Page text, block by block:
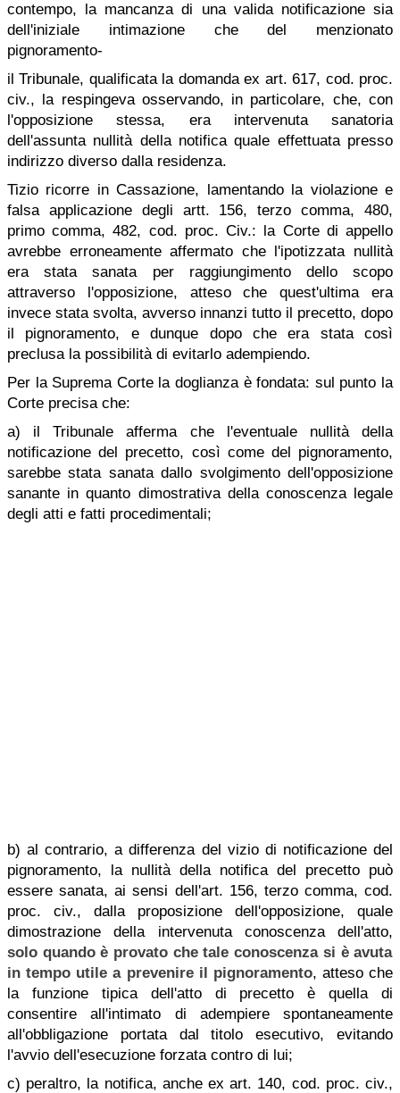
contempo, la mancanza di una valida notificazione sia
dell'iniziale intimazione che del menzionato
pignoramento-
il Tribunale, qualificata la domanda ex art. 617, cod. proc.
civ., la respingeva osservando, in particolare, che, con
l'opposizione stessa, era intervenuta sanatoria
dell'assunta nullità della notifica quale effettuata presso
indirizzo diverso dalla residenza.
Tizio ricorre in Cassazione, lamentando la violazione e
falsa applicazione degli artt. 156, terzo comma, 480,
primo comma, 482, cod. proc. Civ.: la Corte di appello
avrebbe erroneamente affermato che l'ipotizzata nullità
era stata sanata per raggiungimento dello scopo
attraverso l'opposizione, atteso che quest'ultima era
invece stata svolta, avverso innanzi tutto il precetto, dopo
il pignoramento, e dunque dopo che era stata così
preclusa la possibilità di evitarlo adempiendo.
Per la Suprema Corte la doglianza è fondata: sul punto la
Corte precisa che:
a) il Tribunale afferma che l'eventuale nullità della
notificazione del precetto, così come del pignoramento,
sarebbe stata sanata dallo svolgimento dell'opposizione
sanante in quanto dimostrativa della conoscenza legale
degli atti e fatti procedimentali;
b) al contrario, a differenza del vizio di notificazione del
pignoramento, la nullità della notifica del precetto può
essere sanata, ai sensi dell'art. 156, terzo comma, cod.
proc. civ., dalla proposizione dell'opposizione, quale
dimostrazione della intervenuta conoscenza dell'atto,
solo quando è provato che tale conoscenza si è avuta
in tempo utile a prevenire il pignoramento, atteso che
la funzione tipica dell'atto di precetto è quella di
consentire all'intimato di adempiere spontaneamente
all'obbligazione portata dal titolo esecutivo, evitando
l'avvio dell'esecuzione forzata contro di lui;
c) peraltro, la notifica, anche ex art. 140, cod. proc. civ.,